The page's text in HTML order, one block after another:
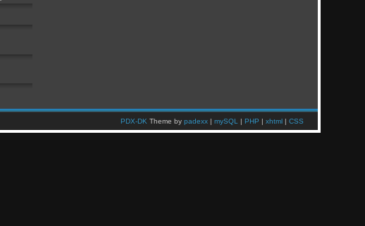
PDX-DK Theme by padexx| mySQL | PHP | xhtml| CSS